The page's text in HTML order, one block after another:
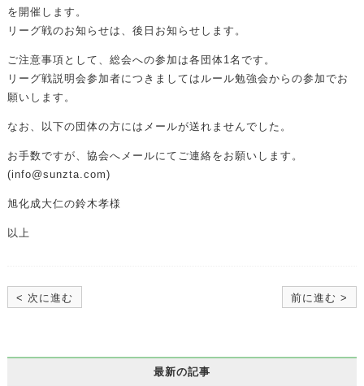
を開催します。
リーグ戦のお知らせは、後日お知らせします。
ご注意事項として、総会への参加は各団体1名です。
リーグ戦説明会参加者につきましてはルール勉強会からの参加でお
願いします。
なお、以下の団体の方にはメールが送れませんでした。
お手数ですが、協会へメールにてご連絡をお願いします。
(info@sunzta.com)
旭化成大仁の鈴木孝様
以上
前に進む >
< 次に進む
最新の記事